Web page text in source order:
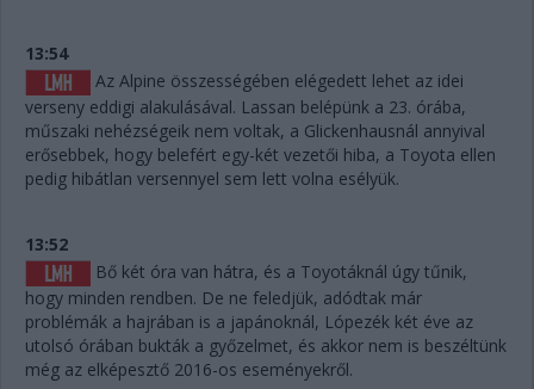
13:54
Az Alpine összességében elégedett lehet az idei
verseny eddigi alakulásával. Lassan belépünk a 23. órába,
műszaki nehézségeik nem voltak, a Glickenhausnál annyival
erősebbek, hogy belefért egy-két vezetői hiba, a Toyota ellen
pedig hibátlan versennyel sem lett volna esélyük.
13:52
Bő két óra van hátra, és a Toyotáknál úgy tűnik,
hogy minden rendben. De ne feledjük, adódtak már
problémák a hajrában is a japánoknál, Lópezék két éve az
utolsó órában bukták a győzelmet, és akkor nem is beszéltünk
még az elképesztő 2016-os eseményekről.